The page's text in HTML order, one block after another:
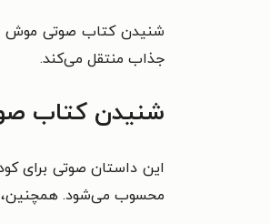
شنیدن کتاب صوتی موش
جذاب منتقل می‌کند.
شنیدن کتاب
این داستان صوتی برای
محسوب می‌شود. همچنین،